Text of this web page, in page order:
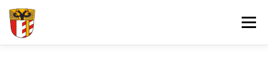
Zum
Inhalt
springen
Menü